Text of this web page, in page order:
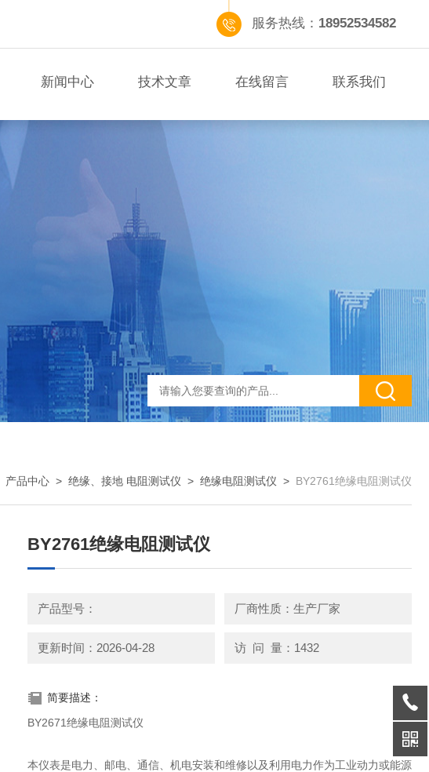
服务热线： 18952534582
新闻中心 技术文章 在线留言 联系我们
产品中心 > 绝缘、接地 电阻测试仪 > 绝缘电阻测试仪 > BY2761绝缘电阻测试仪
BY2761绝缘电阻测试仪
产品型号： 厂商性质：生产厂家
更新时间：2026-04-28 访 问 量：1432
简要描述：
BY2671绝缘电阻测试仪
本仪表是电力、邮电、通信、机电安装和维修以及利用电力作为工业动力或能源